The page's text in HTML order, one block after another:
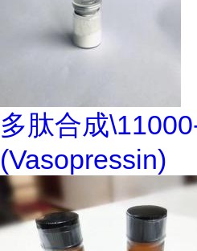
多肽合成
(Vasopressin)